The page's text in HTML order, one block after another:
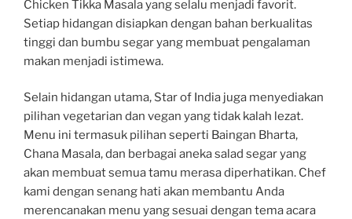
Chicken Tikka Masala yang selalu menjadi favorit.
Setiap hidangan disiapkan dengan bahan berkualitas
tinggi dan bumbu segar yang membuat pengalaman
makan menjadi istimewa.
Selain hidangan utama, Star of India juga menyediakan
pilihan vegetarian dan vegan yang tidak kalah lezat.
Menu ini termasuk pilihan seperti Baingan Bharta,
Chana Masala, dan berbagai aneka salad segar yang
akan membuat semua tamu merasa diperhatikan. Chef
kami dengan senang hati akan membantu Anda
merencanakan menu yang sesuai dengan tema acara